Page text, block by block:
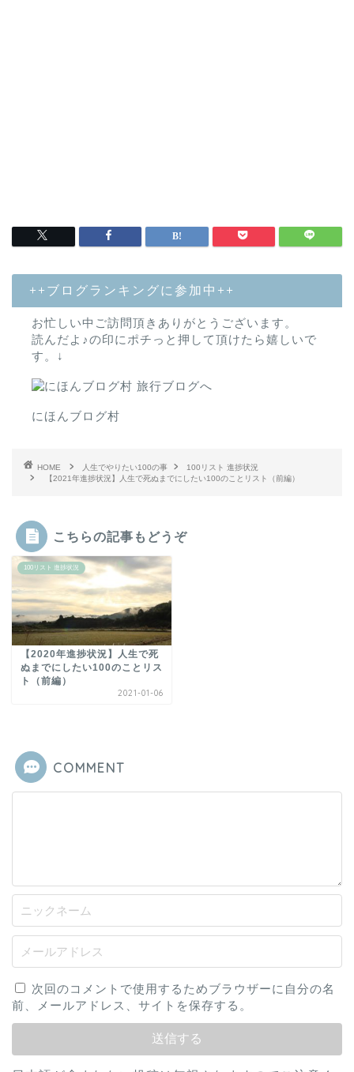
++ブログランキングに参加中++
お忙しい中ご訪問頂きありがとうございます。
読んだよ♪の印にポチっと押して頂けたら嬉しいで
す。↓
にほんブログ村
HOME 人生でやりたい100の事
100リスト 進捗状況
【2021年進捗状況】人生で死ぬまでにしたい100のことリスト（前編）
こちらの記事もどうぞ
100リスト 進捗状況
【2020年進捗状況】人生で死
ぬまでにしたい100のことリス
ト（前編）
2021-01-06
COMMENT
次回のコメントで使用するためブラウザーに自分の名
前、メールアドレス、サイトを保存する。